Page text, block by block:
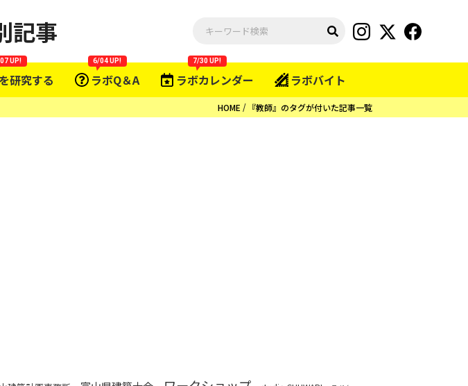
研究する
UP!
ラボQ＆A
6/04 UP!
ラボカレンダー
7/30 UP!
ラボバイト
記事
HOME 『教師』のタグが付いた記事一覧